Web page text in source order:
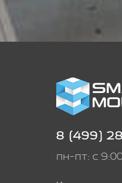
8 (499)
пн-пт: с